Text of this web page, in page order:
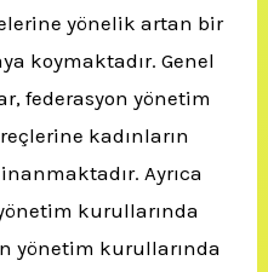
yönelik artan bir
koymaktadır. Genel
federasyon yönetim
kadınların
Ayrıca
yönetim kurullarında
yönetim kurullarında